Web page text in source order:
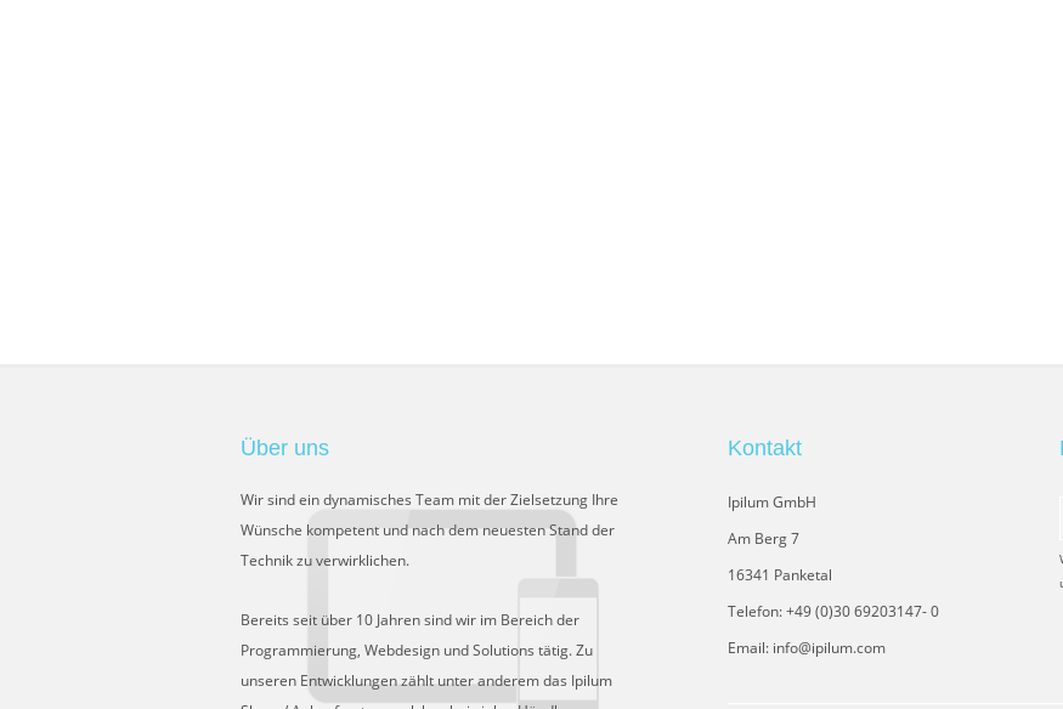
Über uns
Wir sind ein dynamisches Team mit der Zielsetzung Ihre
Wünsche kompetent und nach dem neuesten Stand der
Technik zu verwirklichen.
Bereits seit über 10 Jahren sind wir im Bereich der
Programmierung, Webdesign und Solutions tätig. Zu
unseren Entwicklungen zählt unter anderem das Ipilum
Kontakt
Ipilum GmbH
Am Berg 7
16341 Panketal
Telefon: +49 (0)30 69203147- 0
Email: info@ipilum.com